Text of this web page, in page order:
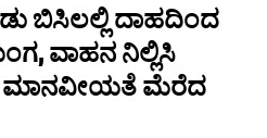
ಬಿಸಿಲಲ್ಲಿ ದಾಹದಿಂದ
ವಾಹನ ನಿಲ್ಲಿಸಿ
ಮಾನವೀಯತೆ ಮೆರೆದ